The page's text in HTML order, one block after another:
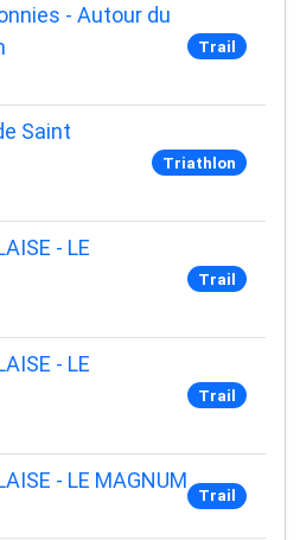
- Autour du
Trail
Saint
Triathlon
- LE
Trail
- LE
Trail
- LE MAGNUM
Trail